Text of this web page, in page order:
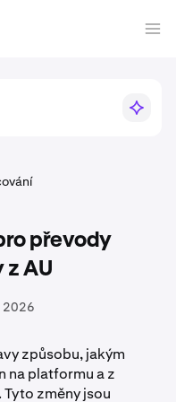
převody
z AU
2026
způsobu, jakým
na platformu a z
změny jsou